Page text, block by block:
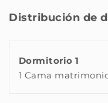
Distribución de
Dormitorio 1
1 Cama